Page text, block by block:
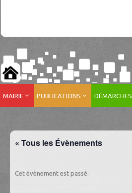
MAIRIE PUBLICATIONS DÉMARCHES
« Tous les Évènements
Cet évènement est passé.